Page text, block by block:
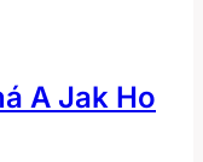
A Jak Ho